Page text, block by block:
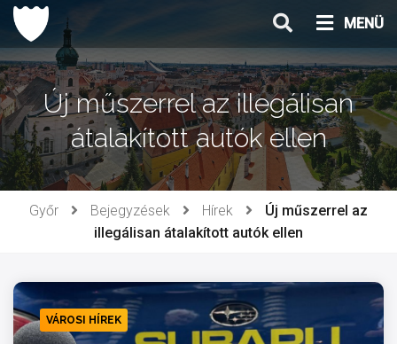
Ugrás
tartalomhoz
MENÜ
Új műszerrel az illegálisan
átalakított autók ellen
Győr Bejegyzések Hírek
Új műszerrel az
illegálisan átalakított autók ellen
VÁROSI HÍREK